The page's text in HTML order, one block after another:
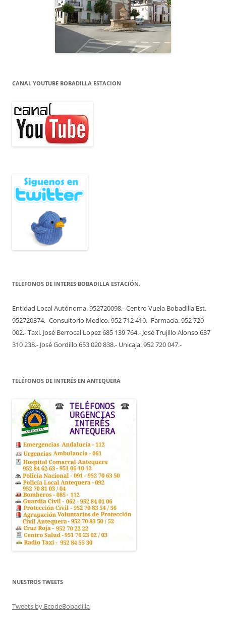
CANAL YOUTUBE BOBADILLA ESTACION
TELEFONOS DE INTERES BOBADILLA ESTACIÓN.
Entidad Local Autónoma. 952720098,- Centro Vuela Bobadilla Est.
952720374.- Consultorio Medico. 952 712 410.- Farmacia. 952 720
002.- Taxi. José Berrocal Lopez 685 139 764.- José Trujillo Alonso 637
310 238.- José Gordillo 653 020 838.- Unicaja. 952 720 047.-
TELÉFONOS DE INTERÉS EN ANTEQUERA
NUESTROS TWEETS
Tweets by EcodeBobadilla